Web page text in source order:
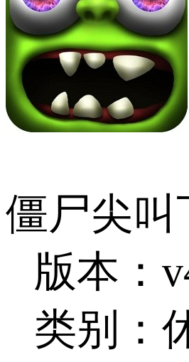
僵尸尖叫
版本：
类别：